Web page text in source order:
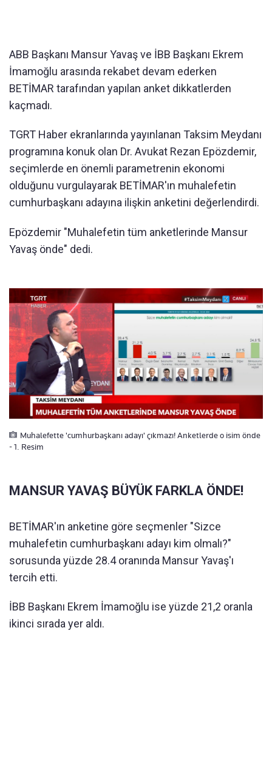
ABB Başkanı Mansur Yavaş ve İBB Başkanı Ekrem
İmamoğlu arasında rekabet devam ederken
BETİMAR tarafından yapılan anket dikkatlerden
kaçmadı.
TGRT Haber ekranlarında yayınlanan Taksim Meydanı
programına konuk olan Dr. Avukat Rezan Epözdemir,
seçimlerde en önemli parametrenin ekonomi
olduğunu vurgulayarak BETİMAR'ın muhalefetin
cumhurbaşkanı adayına ilişkin anketini değerlendirdi.
Epözdemir "Muhalefetin tüm anketlerinde Mansur
Yavaş önde" dedi.
Muhalefette 'cumhurbaşkanı adayı' çıkmazı! Anketlerde o isim önde
- 1. Resim
MANSUR YAVAŞ BÜYÜK FARKLA ÖNDE!
BETİMAR'ın anketine göre seçmenler "Sizce
muhalefetin cumhurbaşkanı adayı kim olmalı?"
sorusunda yüzde 28.4 oranında Mansur Yavaş'ı
tercih etti.
İBB Başkanı Ekrem İmamoğlu ise yüzde 21,2 oranla
ikinci sırada yer aldı.